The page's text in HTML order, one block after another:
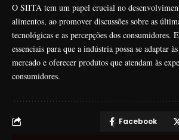
O SIITA tem um papel crucial no
alimentos, ao promover discussões sobre as
tecnológicas e as percepções dos consumidores.
essenciais para que a indústria possa se adaptar
mercado e oferecer produtos que atendam às
consumidores.
Facebook